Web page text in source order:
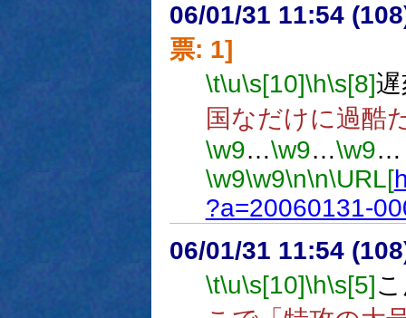
06/01/31 11:54
票: 1]
\t\u\s[10]\h\s[8]
国なだけに過酷
\w9…\w9…\w9…
\w9\w9\n\n\URL[
?a=20060131-
06/01/31 11:54
\t\u\s[10]\h\s[5]